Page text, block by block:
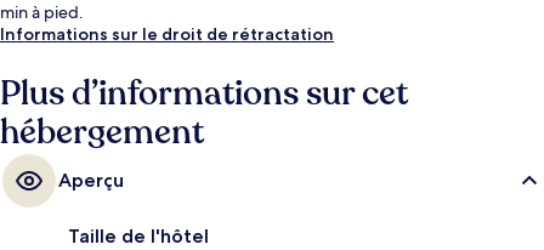
min à pied.
Informations sur le droit de rétractation
Plus d’informations sur cet
hébergement
Aperçu
Taille de l'hôtel